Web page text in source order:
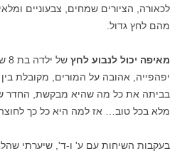
לכאורה, הציורים שמחים, צבעוניים
מהם לחץ גדול.
מאיפה יכול לנבוע לחץ
יפהפייה, אהובה על המורים, מקובלת
בביתה את כל מה שהיא מבקשת, החדר
מלא בכל טוב… אז למה היא כל כך
בעקבות השיחות עם ע' ו-ד', שיערתי